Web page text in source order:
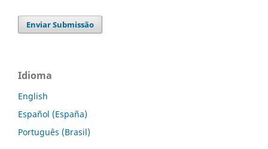
Enviar Submissão
Idioma
English
Español (España)
Português (Brasil)